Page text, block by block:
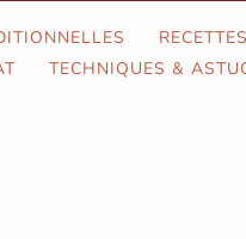
TECHNIQUES &